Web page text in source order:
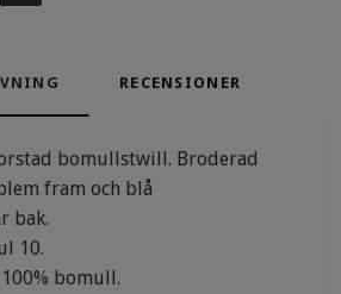
RECENSIONER
bomullstwill. Broderad
fram och blå
bak.
10.
bomull.